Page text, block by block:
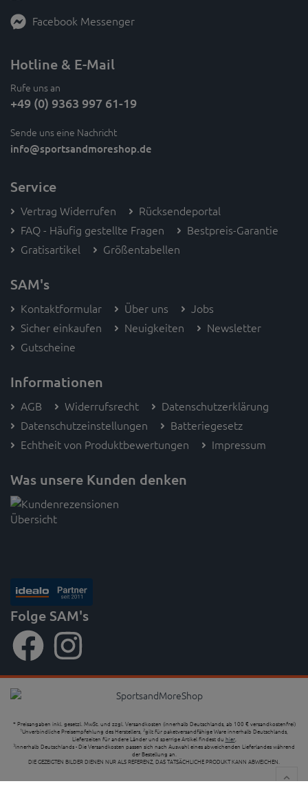
Facebook Messenger
Hotline & E-Mail
Rufe uns an
+49 (0) 9363 997 61-19
Sende uns eine Nachricht
info@sportsandmoreshop.de
Service
Vertrag Widerrufen
Rücksendeportal
FAQ - Häufig gestellte Fragen
Bestpreis-Garantie
Gratisartikel
Größentabellen
SAM's
Kontaktformular Über uns
Jobs
Sicher einkaufen
Neuigkeiten
Newsletter
Gutscheine
Informationen
AGB Widerrufsrecht
Datenschutzerklärung
Datenschutzeinstellungen
Batteriegesetz
Echtheit von Produktbewertungen
Impressum
Was unsere Kunden denken
Folge SAM's
* Preisangaben inkl. gesetzl. MwSt. und zzgl. Versandkosten (innerhalb Deutschlands, ab 100 € versandkostenfrei)
1Unverbindliche Preisempfehlung des Herstellers, 2gilt für paketversandfähige Ware innerhalb Deutschlands,
Lieferzeiten für andere Länder und sperrige Artikel findest du hier,
3innerhalb Deutschlands - Die Versandkosten passen sich nach Auswahl eines abweichenden Lieferlandes während
der Bestellung an.
DIE GEZEIGTEN BILDER DIENEN NUR ALS REFERENZ, DAS TATSÄCHLICHE PRODUKT KANN ABWEICHEN.